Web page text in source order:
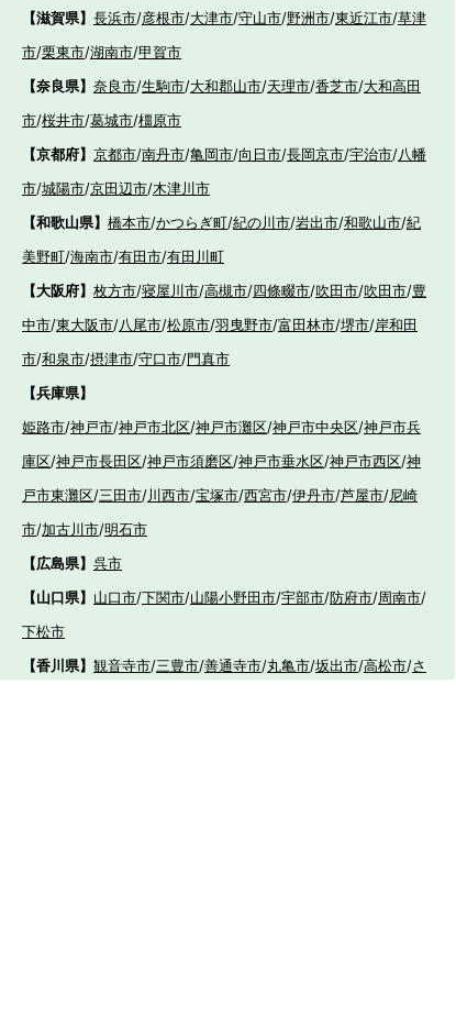
【滋賀県】 長浜市/彦根市/大津市/守山市/野洲市/東近江市/草津
市/栗東市/湖南市/甲賀市
【奈良県】 奈良市/生駒市/大和郡山市/天理市/香芝市/大和高田
市/桜井市/葛城市/橿原市
【京都府】 京都市/南丹市/亀岡市/向日市/長岡京市/宇治市/八幡
市/城陽市/京田辺市/木津川市
【和歌山県】 橋本市/かつらぎ町/紀の川市/岩出市/和歌山市/紀
美野町/海南市/有田市/有田川町
【大阪府】 枚方市/寝屋川市/高槻市/四條畷市/吹田市/吹田市/豊
中市/東大阪市/八尾市/松原市/羽曳野市/富田林市/堺市/岸和田
市/和泉市/摂津市/守口市/門真市
【兵庫県】
姫路市/神戸市/神戸市北区/神戸市灘区/神戸市中央区/神戸市兵
庫区/神戸市長田区/神戸市須磨区/神戸市垂水区/神戸市西区/神
戸市東灘区/三田市/川西市/宝塚市/西宮市/伊丹市/芦屋市/尼崎
市/加古川市/明石市
【広島県】 呉市
【山口県】 山口市/下関市/山陽小野田市/宇部市/防府市/周南市/
下松市
【香川県】 観音寺市/三豊市/善通寺市/丸亀市/坂出市/高松市/さ